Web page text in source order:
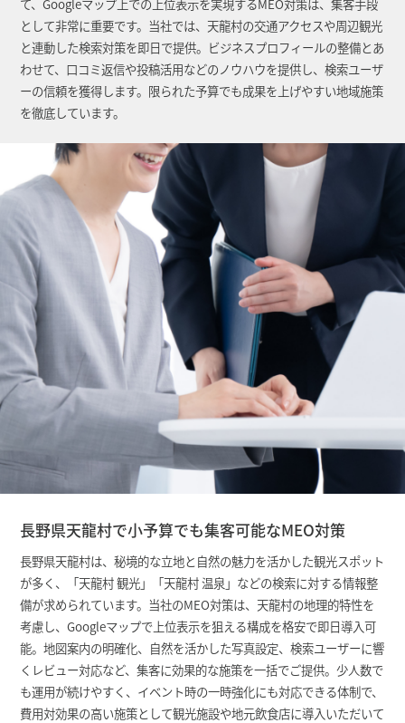
として非常に重要です。当社では、天龍村の交通アクセスや周辺観光
と連動した検索対策を即日で提供。ビジネスプロフィールの整備とあ
わせて、口コミ返信や投稿活用などのノウハウを提供し、検索ユーザ
ーの信頼を獲得します。限られた予算でも成果を上げやすい地域施策
を徹底しています。
長野県天龍村で小予算でも集客可能なMEO対策
長野県天龍村は、秘境的な立地と自然の魅力を活かした観光スポット
が多く、「天龍村 観光」「天龍村 温泉」などの検索に対する情報整
備が求められています。当社のMEO対策は、天龍村の地理的特性を
考慮し、Googleマップで上位表示を狙える構成を格安で即日導入可
能。地図案内の明確化、自然を活かした写真設定、検索ユーザーに響
くレビュー対応など、集客に効果的な施策を一括でご提供。少人数で
も運用が続けやすく、イベント時の一時強化にも対応できる体制で、
費用対効果の高い施策として観光施設や地元飲食店に導入いただいて